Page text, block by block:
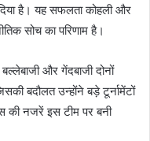
है। यह सफलता कोहली और
सोच का परिणाम है।
और गेंदबाजी दोनों
बदौलत उन्होंने बड़े टूर्नामेंटों
की नजरें इस टीम पर बनी